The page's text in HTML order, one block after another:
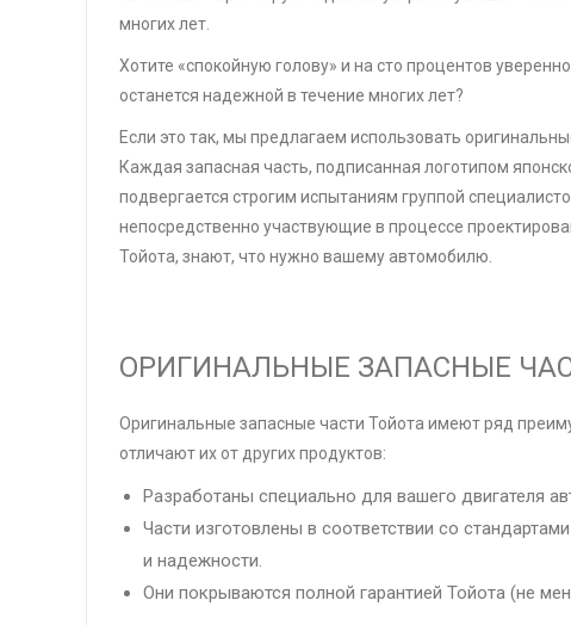
многих лет.
Хотите «спокойную голову» и на сто процентов
останется надежной в течение многих лет?
Если это так, мы предлагаем использовать
Каждая запасная часть, подписанная логотипом
подвергается строгим испытаниям группой
непосредственно участвующие в процессе
Тойота, знают, что нужно вашему автомобилю.
ОРИГИНАЛЬНЫЕ ЗАПАСНЫЕ
Оригинальные запасные части Тойота имеют ряд
отличают их от других продуктов:
Разработаны специально для вашего двигателя
Части изготовлены в соответствии со
и надежности.
Они покрываются полной гарантией Тойота (не